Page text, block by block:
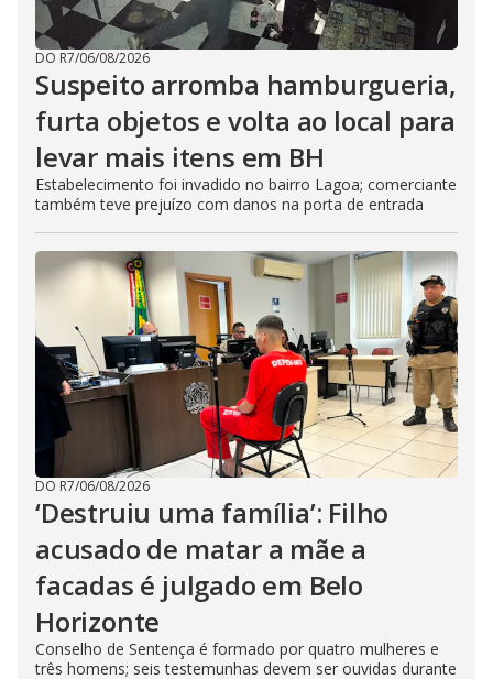
DO R7/06/08/2026
Suspeito arromba hamburgueria,
furta objetos e volta ao local para
levar mais itens em BH
Estabelecimento foi invadido no bairro Lagoa; comerciante
também teve prejuízo com danos na porta de entrada
DO R7/06/08/2026
‘Destruiu uma família’: Filho
acusado de matar a mãe a
facadas é julgado em Belo
Horizonte
Conselho de Sentença é formado por quatro mulheres e
três homens; seis testemunhas devem ser ouvidas durante